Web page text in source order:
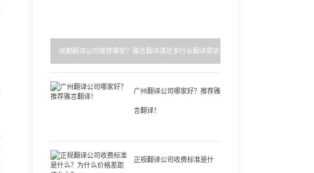
成都翻译公司推荐哪家？雅言翻译满足多行业翻译需求
广州翻译公司哪家好？推荐雅
言翻译！
正规翻译公司收费标准是什